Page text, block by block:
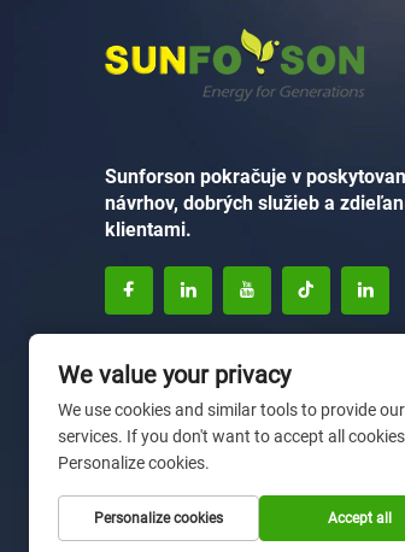
Sunforson pokračuje v
návrhov, dobrých služieb a
klientami.
Autorské právo © 2025 Xiamen
We value your privacy
We use cookies and similar tools to provide our
services. If you don't want to accept all
Personalize cookies.
Personalize cookies Accept all